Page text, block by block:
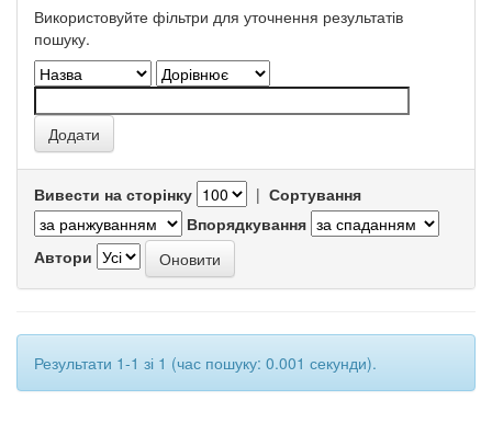
Використовуйте фільтри для уточнення результатів
пошуку.
Вивести на сторінку | Сортування
Впорядкування
Автори
Результати 1-1 зі 1 (час пошуку: 0.001 секунди).